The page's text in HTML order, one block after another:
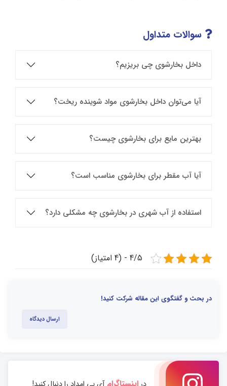
سوالات متداول
داخل بخارشوی چی بریزیم؟
آیا می‌توان داخل بخارشوی مواد شوینده ریخت؟
بهترین مایع برای بخارشوی چیست؟
آیا آب مقطر برای بخارشوی مناسب است؟
استفاده از آب شهری در بخارشوی چه مشکلی دارد؟
4/5 - (4 امتیاز)
در بحث و گفتگوی این مقاله شرکت کنید!
ارسال دیدگاه